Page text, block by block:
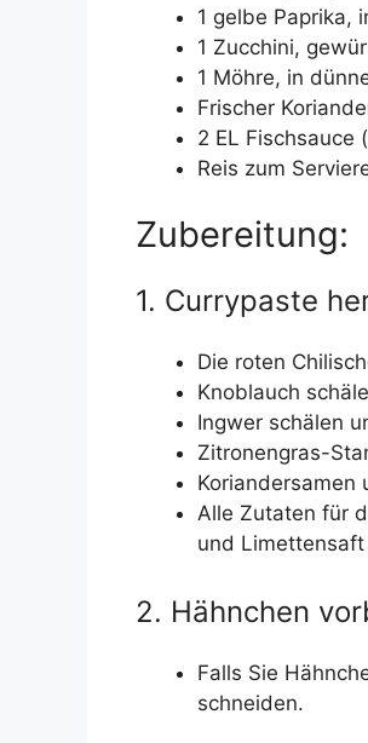
1 gelbe Paprika,
1 Zucchini,
1 Möhre, in
Frischer
2 EL Fischsauce
Reis zum
Zubereitung:
1. Currypaste
Die roten
Knoblauch
Ingwer schälen
Zitronengras-
Koriandersamen
Alle Zutaten für
und
2. Hähnchen
Falls Sie
schneiden.